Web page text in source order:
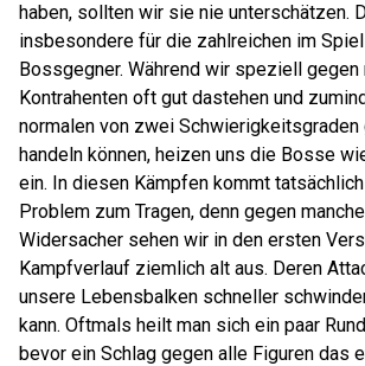
haben, sollten wir sie nie unterschätzen.
insbesondere für die zahlreichen im
Bossgegner. Während wir speziell gegen
Kontrahenten oft gut dastehen und
normalen von zwei
handeln können, heizen uns die Bosse
ein. In diesen Kämpfen kommt
Problem zum Tragen, denn gegen
Widersacher sehen wir in den ersten
Kampfverlauf ziemlich alt aus. Deren
unsere Lebensbalken schneller
kann. Oftmals heilt man sich ein paar
bevor ein Schlag gegen alle Figuren das